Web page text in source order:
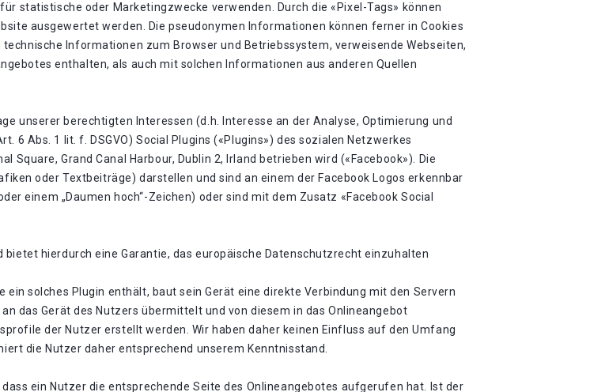
statistische oder Marketingzwecke verwenden. Durch die «Pixel-Tags» können
ausgewertet werden. Die pseudonymen Informationen können ferner in Cookies
Informationen zum Browser und Betriebssystem, verweisende Webseiten,
enthalten, als auch mit solchen Informationen aus anderen Quellen
unserer berechtigten Interessen (d.h. Interesse an der Analyse, Optimierung und
Abs. 1 lit. f. DSGVO) Social Plugins («Plugins») des sozialen Netzwerkes
Square, Grand Canal Harbour, Dublin 2, Irland betrieben wird («Facebook»). Die
oder Textbeiträge) darstellen und sind an einem der Facebook Logos erkennbar
einem „Daumen hoch“-Zeichen) oder sind mit dem Zusatz «Facebook Social
hierdurch eine Garantie, das europäische Datenschutzrecht einzuhalten
solches Plugin enthält, baut sein Gerät eine direkte Verbindung mit den Servern
das Gerät des Nutzers übermittelt und von diesem in das Onlineangebot
der Nutzer erstellt werden. Wir haben daher keinen Einfluss auf den Umfang
die Nutzer daher entsprechend unserem Kenntnisstand.
ein Nutzer die entsprechende Seite des Onlineangebotes aufgerufen hat. Ist der